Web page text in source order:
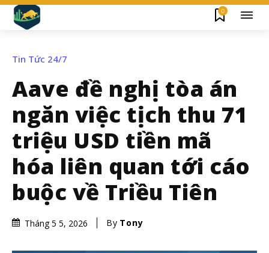
0
Tin Tức 24/7
Aave đề nghị tòa án
ngăn việc tịch thu 71
triệu USD tiền mã
hóa liên quan tới cáo
buộc về Triều Tiên
Tháng 5 5, 2026 By Tony